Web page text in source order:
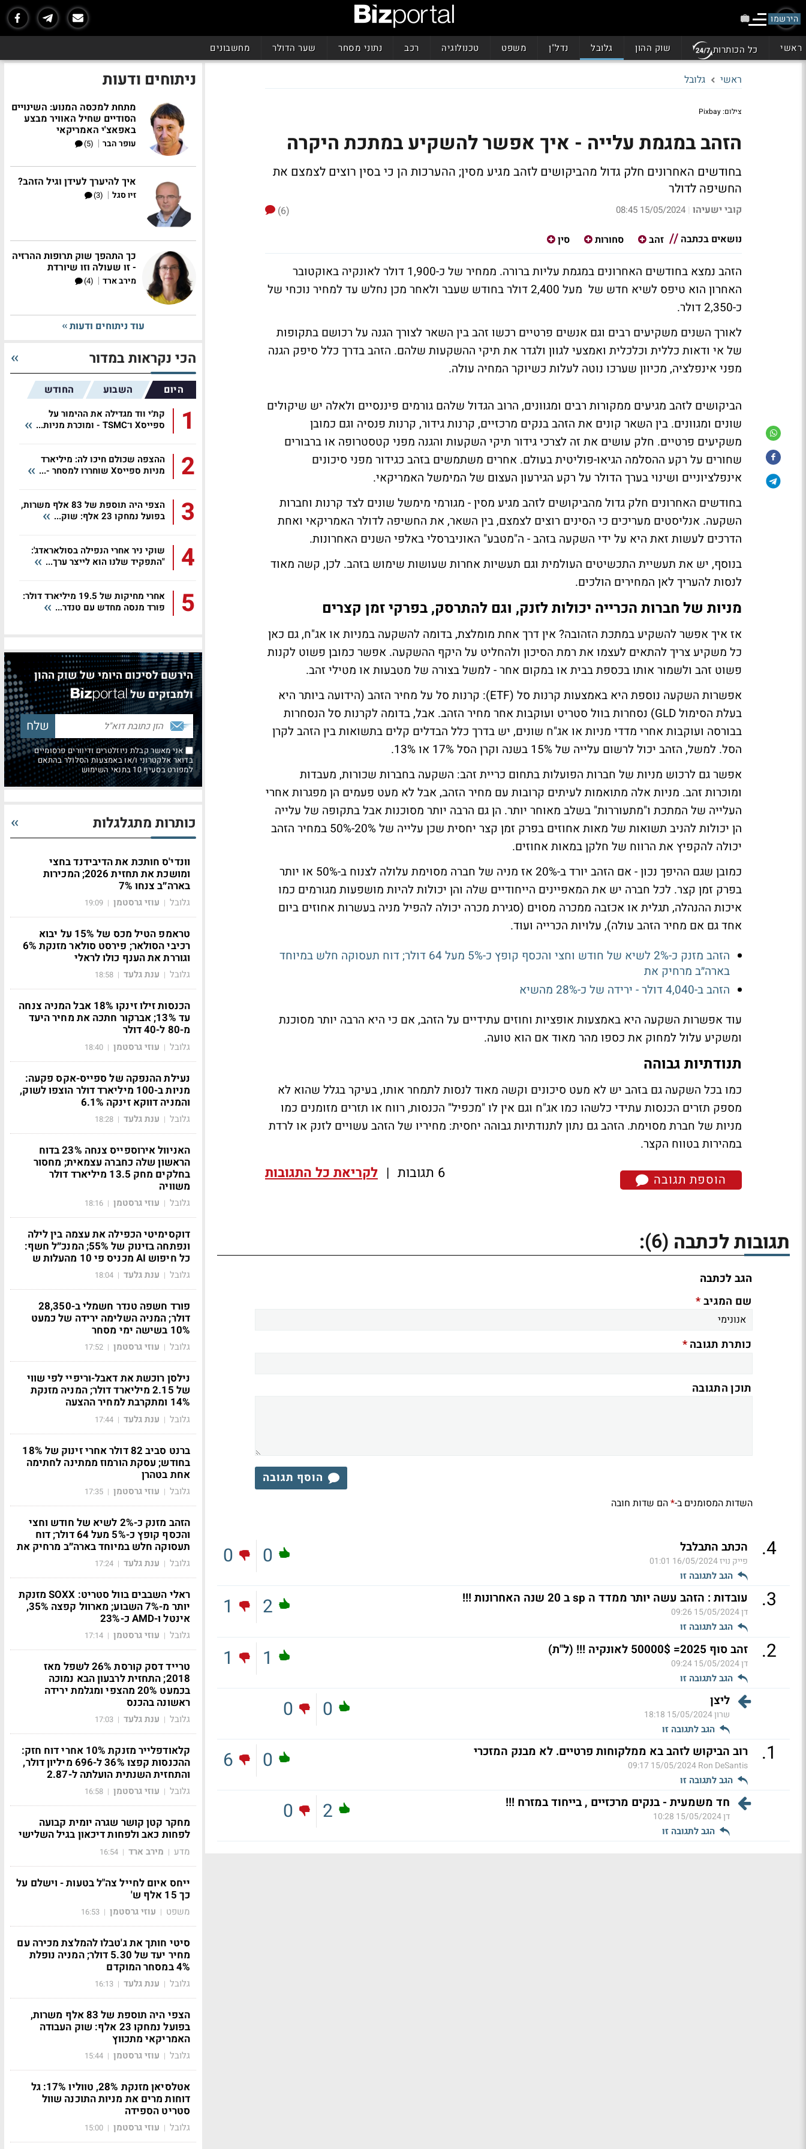
הירשמו
ראשי כל הכותרות שוק ההון גלובל נדל"ן משפט טכנולוגיה רכב נתוני מסחר שער הדולר מחשבונים
ראשי גלובל
צילום: Pixbay
הזהב במגמת עלייה - איך אפשר להשקיע במתכת היקרה
בחודשים האחרונים חלק גדול מהביקושים לזהב מגיע מסין; ההערכות הן כי בסין רוצים לצמצם את
החשיפה לדולר
קובי ישעיהו |
15/05/2024 08:45
(6)
נושאים בכתבה
זהב סחורות סין
הזהב נמצא בחודשים האחרונים במגמת עליות ברורה. ממחיר של כ-1,900 דולר לאונקיה באוקטובר
האחרון הוא טיפס לשיא חדש של מעל 2,400 דולר בחודש שעבר ולאחר מכן נחלש עד למחיר נוכחי של
כ-2,350 דולר.
לאורך השנים משקיעים רבים וגם אנשים פרטיים רכשו זהב בין השאר לצורך הגנה על רכושם בתקופות
של אי ודאות כללית וכלכלית ואמצעי לגוון ולגדר את תיקי ההשקעות שלהם. הזהב בדרך כלל סיפק הגנה
מפני אינפלציה, מכיוון שערכו נוטה לעלות כשיוקר המחיה עולה.
הביקושים לזהב מגיעים ממקורות רבים ומגוונים, הרוב הגדול שלהם גורמים פיננסיים ולאלה יש שיקולים
שונים ומגוונים. בין השאר קונים את הזהב בנקים מרכזיים, קרנות גידור, קרנות פנסיה וגם כמובן
משקיעים פרטיים. חלק עושים את זה לצרכי גידור תיקי השקעות והגנה מפני קטסטרופה או ברבורים
שחורים על רקע ההסלמה הגיאו-פוליטית בעולם. אחרים משתמשים בזהב כגידור מפני סיכונים
אינפלציוניים ושינוי בערך הדולר על רקע הגירעון העצום של המימשל האמריקאי.
בחודשים האחרונים חלק גדול מהביקושים לזהב מגיע מסין - מגורמי מימשל שונים לצד קרנות וחברות
השקעה. אנליסטים מעריכים כי הסינים רוצים לצמצם, בין השאר, את החשיפה לדולר האמריקאי ואחת
הדרכים לעשות זאת היא על ידי השקעה בזהב - ה"מטבע" האוניברסלי באלפי השנים האחרונות.
בנוסף, יש את תעשיית התכשיטים העולמית וגם תעשיות אחרות שעושות שימוש בזהב. לכן, קשה מאוד
לנסות להעריך לאן המחירים הולכים.
מניות של חברות הכרייה יכולות לזנק, וגם להתרסק, בפרקי זמן קצרים
אז איך אפשר להשקיע במתכת הזהובה? אין דרך אחת מומלצת, בדומה להשקעה במניות או אג"ח, גם כאן
כל משקיע צריך להתאים לעצמו את רמת הסיכון ולהחליט על היקף ההשקעה. אפשר כמובן פשוט לקנות
פשוט זהב ולשמור אותו בכספת בבית או במקום אחר - למשל בצורה של מטבעות או מטילי זהב.
אפשרות השקעה נוספת היא באמצעות קרנות סל (ETF): קרנות סל על מחיר הזהב (הידועה ביותר היא
בעלת הסימול GLD) נסחרות בוול סטריט ועוקבות אחר מחיר הזהב. אבל, בדומה לקרנות סל הנסחרות
בבורסה ועוקבות אחרי מדדי מניות או אג"ח שונים, יש בדרך כלל הבדלים קלים בתשואות בין הזהב לקרן
הסל. למשל, הזהב יכול לרשום עלייה של 15% בשנה וקרן הסל 17% או 13%.
אפשר גם לרכוש מניות של חברות הפועלות בתחום כריית זהב: השקעה בחברות שכורות, מעבדות
ומוכרות זהב. מניות אלה מתואמות לעיתים קרובות עם מחיר הזהב, אבל לא מעט פעמים הן מפגרות אחרי
העלייה של המתכת ו"מתעוררות" בשלב מאוחר יותר. הן גם הרבה יותר מסוכנות אבל בתקופה של עלייה
הן יכולות להניב תשואות של מאות אחוזים בפרק זמן קצר יחסית שכן עלייה של 20%-50% במחיר הזהב
יכולה להקפיץ את הרווח של חלקן במאות אחוזים.
כמובן שגם ההיפך נכון - אם הזהב יורד ב-20% אז מניה של חברה מסוימת עלולה לצנוח ב-50% או יותר
בפרק זמן קצר. לכל חברה יש את המאפיינים הייחודיים שלה והן יכולות להיות מושפעות מגורמים כמו
איכות ההנהלה, תגלית או אכזבה ממכרה מסוים (סגירת מכרה יכולה להפיל מניה בעשרות אחוזים ביום
אחד גם אם מחיר הזהב עולה), עלויות הכרייה ועוד.
הזהב מזנק כ-2% לשיא של חודש וחצי והכסף קופץ כ-5% מעל 64 דולר; דוח תעסוקה חלש במיוחד
בארה״ב מרחיק את
הזהב ב-4,040 דולר - ירידה של כ-28% מהשיא
עוד אפשרות השקעה היא באמצעות אופציות וחוזים עתידיים על הזהב, אם כי היא הרבה יותר מסוכנת
ומשקיע עלול למחוק את כספו מהר מאוד אם הוא טועה.
תנודתיות גבוהה
כמו בכל השקעה גם בזהב יש לא מעט סיכונים וקשה מאוד לנסות לתמחר אותו, בעיקר בגלל שהוא לא
מספק תזרים הכנסות עתידי כלשהו כמו אג"ח וגם אין לו "מכפיל" הכנסות, רווח או תזרים מזומנים כמו
מניות של חברת מסוימת. הזהב גם נתון לתנודתיות גבוהה יחסית: מחיריו של הזהב עשויים לזנק או לרדת
במהירות בטווח הקצר.
הוספת תגובה 6 תגובות | לקריאת כל התגובות
תגובות לכתבה (6)
:
הגב לכתבה
שם המגיב*
כותרת תגובה*
תוכן התגובה
הוסף תגובה
השדות המסומנים ב-*הם שדות חובה
4
. הכתב התבלבל
פייק נויז16/05/2024 01:01
הגב לתגובה זו
0
0
3
. עובדות : הזהב עשה יותר ממדד ה sp ב 20 שנה האחרונות !!!
דן15/05/2024 09:26
הגב לתגובה זו
2
1
2
. זהב סוף 2025= 50000$ לאונקיה !!! (ל"ת)
דן15/05/2024 09:24
הגב לתגובה זו
1
1
ליצן
שרון15/05/2024 18:18
הגב לתגובה זו
0
0
1
. רוב הביקוש לזהב בא ממלקוחות פרטיים. לא מבנק המזכרי
Ron DeSantis
15/05/2024 09:17
הגב לתגובה זו
0
6
חד משמעית - בנקים מרכזיים , בייחוד במזרח !!!
דן15/05/2024 10:28
הגב לתגובה זו
2
0
ניתוחים ודעות
מתחת למכסה המנוע: השינויים
הסודיים שחיל האוויר מבצע
באפאצ'י האמריקאי
עופר הבר |
(5)
איך להיערך לעידן וגיל הזהב?
זיו סגל |
(3)
כך התהפך שוק תרופות ההרזיה
- זו שעולה וזו שיורדת
מירב ארד |
(4)
עוד ניתוחים ודעות
הכי נקראות במדור
היום השבוע החודש
1
קת׳י ווד מגדילה את ההימור על
ספייסX ו־TSMC - ומוכרת מניות...
2
ההצפה שכולם חיכו לה: מיליארד
מניות ספייסX שוחררו למסחר -...
3
הצפי היה תוספת של 83 אלף משרות,
בפועל נמחקו 23 אלף: שוק...
4
שוקי ניר אחרי הנפילה בסולאראדג':
"התפקיד שלנו הוא לייצר ערך...
5
אחרי מחיקות של 19.5 מיליארד דולר:
פורד מנסה מחדש עם טנדר...
הירשם לסיכום היומי של שוק ההון
ולמבזקים של
אני מאשר קבלת ניוזלטרים ודיוורים פרסומיים
בדואר אלקטרוני ו/או באמצעות הסלולר בהתאם
למפורט בסעיף 10 בתנאי השימוש
כותרות מתגלגלות
וונדי'ס חותכת את הדיבידנד בחצי
ומושכת את תחזית 2026; המכירות
בארה״ב צנחו 7%
גלובל | עוזי גרסטמן |
19:09
טראמפ הטיל מכס של 15% על יבוא
רכיבי הסולאר; פירסט סולאר מזנקת 6%
וגוררת את הענף כולו לראלי
גלובל | ענת גלעד |
18:58
הכנסות זילו זינקו 18% אבל המניה צנחה
עד 13%; אברקור חתכה את מחיר היעד
מ-80 ל-40 דולר
גלובל | עוזי גרסטמן |
18:40
נעילת ההנפקה של ספייס-אקס פקעה:
מניות ב-100 מיליארד דולר הוצפו לשוק,
והמניה דווקא זינקה 6.1%
גלובל | ענת גלעד |
18:28
האניוול אירוספייס צנחה 23% בדוח
הראשון שלה כחברה עצמאית; מחסור
בחלקים מחק 13.5 מיליארד דולר
משוויה
גלובל | עוזי גרסטמן |
18:16
דוקסימיטי הכפילה את עצמה בין לילה
ונפתחה בזינוק של 55%; המנכ״ל חשף:
כל חיפוש AI מכניס פי 10 מהעלות ש
גלובל | ענת גלעד |
18:04
פורד חשפה טנדר חשמלי ב-28,350
דולר; המניה השלימה ירידה של כמעט
10% בשישה ימי מסחר
גלובל | עוזי גרסטמן |
17:52
נילסן רוכשת את דאבל-וריפיי לפי שווי
של 2.15 מיליארד דולר; המניה מזנקת
14% ומתקרבת למחיר ההצעה
גלובל | ענת גלעד |
17:44
ברנט סביב 82 דולר אחרי זינוק של 18%
בחודש; עסקת הורמוז ממתינה לחתימה
אחת בטהרן
גלובל | עוזי גרסטמן |
17:35
הזהב מזנק כ-2% לשיא של חודש וחצי
והכסף קופץ כ-5% מעל 64 דולר; דוח
תעסוקה חלש במיוחד בארה״ב מרחיק את
גלובל | ענת גלעד |
17:24
ראלי השבבים בוול סטריט: SOXX מזנקת
יותר מ-7% השבוע; מארוול קפצה 35%,
אינטל ו-AMD כ-23%
גלובל | עוזי גרסטמן |
17:14
טרייד דסק קורסת 26% לשפל מאז
2018; התחזית לרבעון הבא נמוכה
בכמעט 20% מהצפי ומגלמת ירידה
ראשונה בהכנס
גלובל | ענת גלעד |
17:03
קלאודפלייר מזנקת 10% אחרי דוח חזק:
ההכנסות קפצו 36% ל-696 מיליון דולר,
והתחזית השנתית הועלתה ל-2.87
גלובל | עוזי גרסטמן |
16:58
מחקר קטן קושר שגרה יומית קבועה
לפחות כאב ולפחות דיכאון בגיל השלישי
מדע | מירב ארד |
16:54
ייחס איום לחייל צה"ל בטעות - וישלם על
כך 15 אלף ש'
משפט | עוזי גרסטמן |
16:53
סיטי חותך את ג'טבלו להמלצת מכירה עם
מחיר יעד של 5.30 דולר; המניה נופלת
4% במסחר המוקדם
גלובל | ענת גלעד |
16:13
הצפי היה תוספת של 83 אלף משרות,
בפועל נמחקו 23 אלף: שוק העבודה
האמריקאי מתכווץ
גלובל | עוזי גרסטמן |
15:44
אטלסיאן מזנקת 28%, טווליו 17%: גל
דוחות מרים את מניות התוכנה שוול
סטריט הספידה
גלובל | עוזי גרסטמן |
15:00